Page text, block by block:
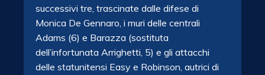
successivi tre, trascinate dalle difese di
Monica De Gennaro, i muri delle centrali
Adams (6) e Barazza (sostituta
dell’infortunata Arrighetti, 5) e gli attacchi
delle statunitensi Easy e Robinson, autrici di